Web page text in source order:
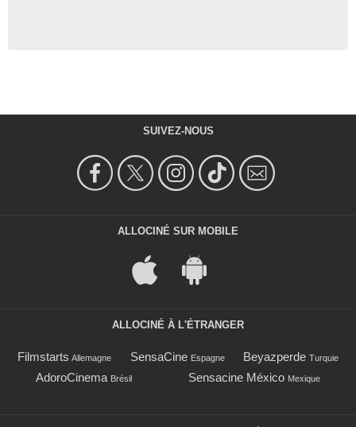
SUIVEZ-NOUS
ALLOCINÉ SUR MOBILE
ALLOCINÉ À L'ÉTRANGER
Filmstarts Allemagne SensaCine Espagne Beyazperde Turquie
AdoroCinema Brésil Sensacine México Mexique